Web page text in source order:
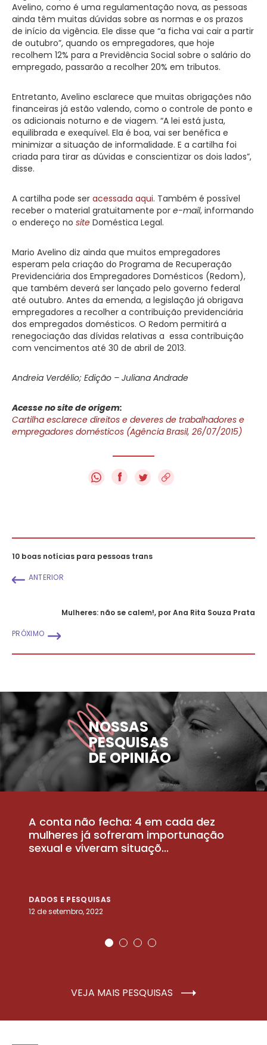
Avelino, como é uma regulamentação nova, as pessoas
ainda têm muitas dúvidas sobre as normas e os prazos
de início da vigência. Ele disse que “a ficha vai cair a partir
de outubro”, quando os empregadores, que hoje
recolhem 12% para a Previdência Social sobre o salário do
empregado, passarão a recolher 20% em tributos.
Entretanto, Avelino esclarece que muitas obrigações não
financeiras já estão valendo, como o controle de ponto e
os adicionais noturno e de viagem. “A lei está justa,
equilibrada e exequível. Ela é boa, vai ser benéfica e
minimizar a situação de informalidade. E a cartilha foi
criada para tirar as dúvidas e conscientizar os dois lados”,
disse.
A cartilha pode ser acessada aqui. Também é possível
receber o material gratuitamente por e-mail, informando
o endereço no site Doméstica Legal.
Mario Avelino diz ainda que muitos empregadores
esperam pela criação do Programa de Recuperação
Previdenciária dos Empregadores Domésticos (Redom),
que também deverá ser lançado pelo governo federal
até outubro. Antes da emenda, a legislação já obrigava
empregadores a recolher a contribuição previdenciária
dos empregados domésticos. O Redom permitirá a
renegociação das dívidas relativas a essa contribuição
com vencimentos até 30 de abril de 2013.
Andreia Verdélio; Edição – Juliana Andrade
Acesse no site de origem:
Cartilha esclarece direitos e deveres de trabalhadores e
empregadores domésticos (Agência Brasil, 26/07/2015)
f
10 boas notícias para pessoas trans
ANTERIOR
Mulheres: não se calem!, por Ana Rita Souza Prata
PRÓXIMO
NOSSAS
PESQUISAS
DE OPINIÃO
A conta não fecha: 4 em cada dez
mulheres já sofreram importunação
sexual e viveram situaçõ...
DADOS E PESQUISAS
12 de setembro, 2022
VEJA MAIS PESQUISAS